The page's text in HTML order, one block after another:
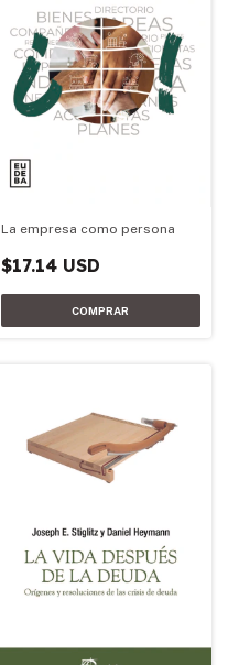
La empresa como persona
$17.14 USD